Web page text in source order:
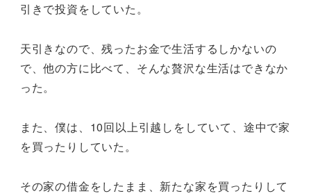
引きで投資をしていた。
天引きなので、残ったお金で生活するしかないの
で、他の方に比べて、そんな贅沢な生活はできなか
った。
また、僕は、10回以上引越しをしていて、途中で家
を買ったりしていた。
その家の借金をしたまま、新たな家を買ったりして